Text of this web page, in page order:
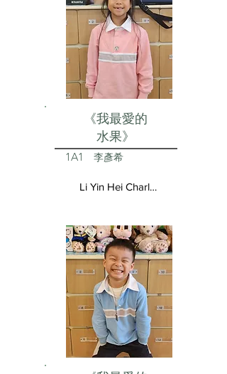
《我最愛的
水果》
1A1 李彥希
Li Yin Hei Charlotte